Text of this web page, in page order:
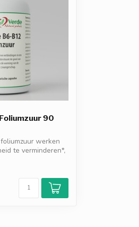
90
werken
te verminderen*,